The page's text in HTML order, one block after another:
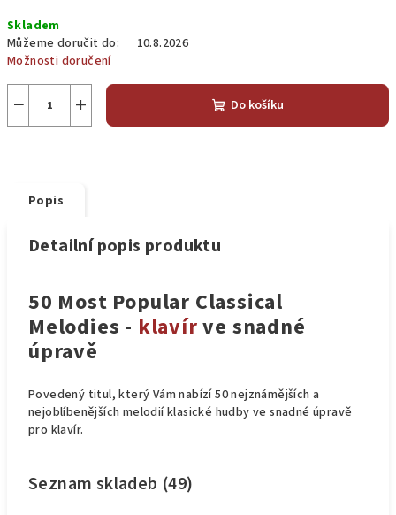
cena:
Skladem
Můžeme doručit do:
10.8.2026
Možnosti doručení
+
− Do košíku
Popis
Detailní popis produktu
50 Most Popular Classical
Melodies - klavírve snadné
úpravě
Povedený titul, který Vám nabízí 50 nejznámějších a
nejoblíbenějších melodií klasické hudby ve snadné úpravě
pro klavír.
Seznam skladeb (49)